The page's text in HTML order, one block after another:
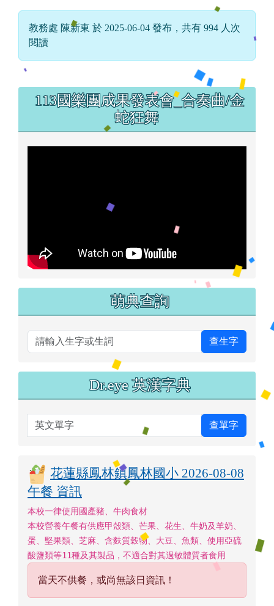
教務處 陳新東 於 2025-06-04 發布，共有 994 人次
閱讀
左邊區域內容
113國樂團成果發表會_合奏曲/金
蛇狂舞
萌典查詢
查生字
Dr.eye 英漢字典
英文單字 查單字
花蓮縣鳳林鎮鳳林國小 2026-08-08
午餐 資訊
本校一律使用國產豬、牛肉食材
本校營養午餐有供應甲殼類、芒果、花生、牛奶及羊奶、
蛋、堅果類、芝麻、含麩質穀物、大豆、魚類、使用亞硫
酸鹽類等11種及其製品，不適合對其過敏體質者食用
當天不供餐，或尚無該日資訊！